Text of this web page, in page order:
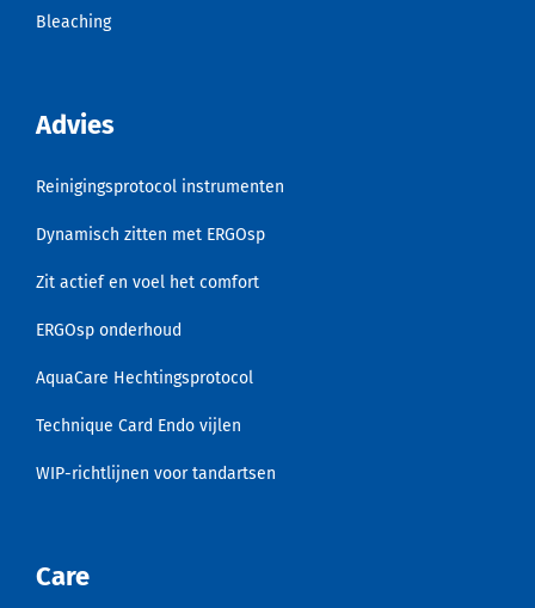
Bleaching
Advies
Reinigingsprotocol instrumenten
Dynamisch zitten met ERGOsp
Zit actief en voel het comfort
ERGOsp onderhoud
AquaCare Hechtingsprotocol
Technique Card Endo vijlen
WIP-richtlijnen voor tandartsen
Care